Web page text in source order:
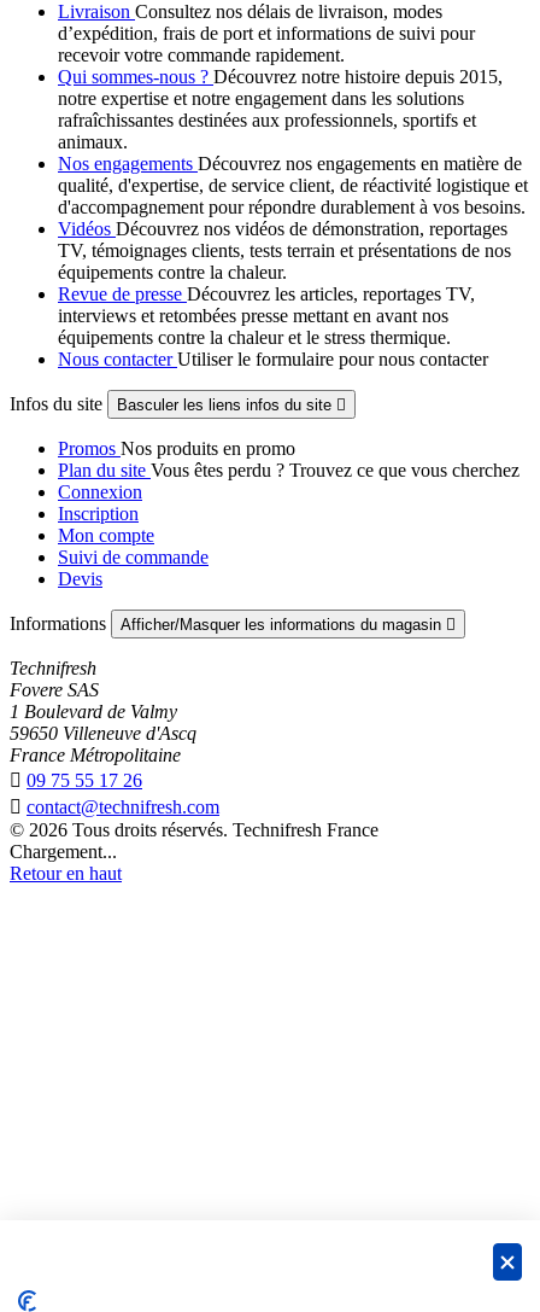
Livraison Consultez nos délais de livraison, modes
d’expédition, frais de port et informations de suivi pour
recevoir votre commande rapidement.
Qui sommes-nous ? Découvrez notre histoire depuis 2015,
notre expertise et notre engagement dans les solutions
rafraîchissantes destinées aux professionnels, sportifs et
animaux.
Nos engagements Découvrez nos engagements en matière de
qualité, d'expertise, de service client, de réactivité logistique et
d'accompagnement pour répondre durablement à vos besoins.
Vidéos Découvrez nos vidéos de démonstration, reportages
TV, témoignages clients, tests terrain et présentations de nos
équipements contre la chaleur.
Revue de presse Découvrez les articles, reportages TV,
interviews et retombées presse mettant en avant nos
équipements contre la chaleur et le stress thermique.
Nous contacterUtiliser le formulaire pour nous contacter
Infos du site Basculer les liens infos du site 
Promos Nos produits en promo
Plan du site Vous êtes perdu ? Trouvez ce que vous cherchez
Connexion
Inscription
Mon compte
Suivi de commande
Devis
Informations Afficher/Masquer les informations du magasin 
Technifresh
Fovere SAS
1 Boulevard de Valmy
59650 Villeneuve d'Ascq
France Métropolitaine
 09 75 55 17 26
 contact@technifresh.com
© 2026 Tous droits réservés. Technifresh France
Chargement...
Retour en haut